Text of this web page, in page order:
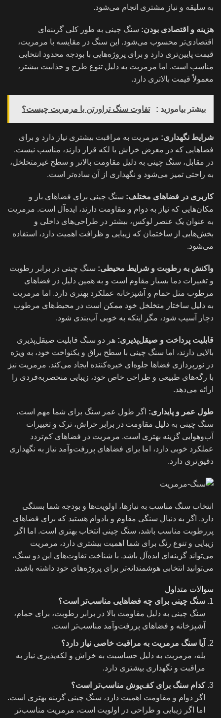
به سلیقه و نیاز مشتری انجام می‌شود.
هزینه و اقتصادی بودن: سنگ چینی به طور کلی گزینه‌ای
اقتصادی‌تر محسوب می‌شود. این سنگ در مقایسه با مرمریت،
قیمت پایین‌تری دارد و برای پروژه‌هایی با بودجه محدود انتخابی
مناسب است. اما مرمریت به دلیل تنوع طرح و جذابیت بیشتر،
معمولاً قیمت بالاتری دارد.
بیشتر بیاموزید : تفاوت سنگ تراورتن با مرمریت چیست؟
شرایط نگهداری: مرمریت به مراقبت بیشتری نیاز دارد و برای
فضاهایی که در معرض خراش یا لکه قرار دارند، مناسب نیست.
در مقابل، سنگ چینی به دلیل مقاومت بالاتر و سطح غیرمتخلخل،
به راحتی تمیز می‌شود و نگهداری از آن ساده‌تر است.
کاربری در فضاهای مختلف: سنگ چینی برای فضاهای باز و
مکان‌هایی که نیاز به دوام و مقاومت دارند، ایده‌آل است. مرمریت
به عنوان یک عنصر لوکس، بیشتر در طراحی‌های داخلی و
بخش‌هایی از ساختمان که زیبایی و ظرافت اهمیت دارد، استفاده
می‌شود.
واکنش به رطوبت و شرایط محیطی: سنگ چینی در برابر رطوبت
و تغییرات دما بسیار مقاوم است و به همین دلیل در فضاهای
مرطوب مثل حمام و آشپزخانه عملکرد بهتری دارد. اما مرمریت
به دلیل ساختار متخلخل خود ممکن است در محیط‌های مرطوب
دچار آسیب شود، مگر اینکه به خوبی آب‌بندی شود.
قابلیت پرداخت و صیقل‌پذیری: هر دو سنگ قابلیت صیقل‌پذیری
بالایی دارند، اما سنگ چینی با سطح براق و یکنواخت خود، به ویژه
در نورپردازی فضاها جلوه‌ای خیره‌کننده ایجاد می‌کند. مرمریت نیز
با رگه‌های طبیعی و طراحی خاص خود، زیبایی منحصر‌به‌فردی را
ارائه می‌دهد.
طول عمر و پایداری: اگر طول عمر سنگ برای شما مهم است،
سنگ چینی به دلیل مقاومت در برابر خراش، ترک و تغییرات
آب‌وهوایی گزینه بهتری است. مرمریت در فضاهای کم‌تردد
عملکرد خوبی دارد، اما برای فضاهای پررفت‌وآمد نیاز به نگهداری
دقیق‌تری دارد.
انتخاب سنگ مناسب به نیازها، اولویت‌ها و بودجه شما بستگی
دارد. اگر به دنبال سنگی مقاوم و بادوام هستید که برای فضاهای
پررطوبت مناسب باشد، سنگ چینی انتخاب بهتری است. اما اگر
زیبایی و تنوع رنگ برای شما اهمیت بیشتری دارد، مرمریت
می‌تواند گزینه‌ای ایده‌آل باشد. با شناخت تفاوت‌های این دو سنگ،
می‌توانید انتخابی هوشمندانه‌تر برای پروژه‌های خود داشته باشید.
سوالات متداول
سنگ چینی برای چه فضاهایی مناسب‌تر است؟
سنگ چینی به دلیل مقاومت بالا در برابر رطوبت، برای حمام،
آشپزخانه و فضاهای پررفت‌وآمد مناسب‌تر است.
آیا سنگ مرمریت به مراقبت خاصی نیاز دارد؟
بله، مرمریت به دلیل حساسیت به خراش و لکه‌پذیری نیاز به
مراقبت و نگهداری بیشتری دارد.
کدام سنگ برای کف‌پوش مناسب‌تر است؟
اگر دوام و مقاومت اهمیت دارد، سنگ چینی گزینه بهتری است.
اما اگر زیبایی و طراحی در اولویت است، مرمریت مناسب‌تر